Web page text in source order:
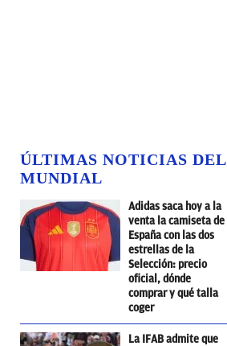
ÚLTIMAS NOTICIAS DEL
MUNDIAL
Adidas saca hoy a la
venta la camiseta de
España con las dos
estrellas de la
Selección: precio
oficial, dónde
comprar y qué talla
coger
La IFAB admite que